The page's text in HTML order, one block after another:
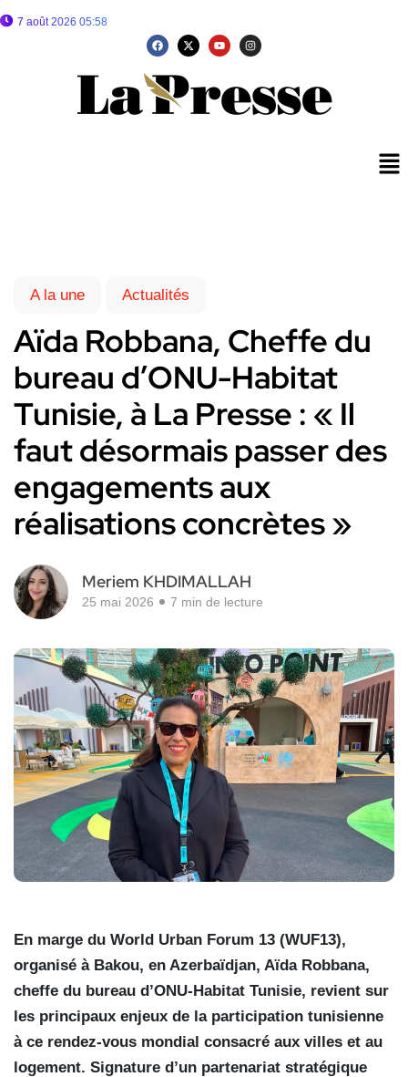
7 août 2026 05:58
A la une Actualités
Aïda Robbana, Cheffe du
bureau d’ONU-Habitat
Tunisie, à La Presse : « Il
faut désormais passer des
engagements aux
réalisations concrètes »
Meriem KHDIMALLAH
25 mai 2026 7 min de lecture
En marge du World Urban Forum 13 (WUF13),
organisé à Bakou, en Azerbaïdjan, Aïda Robbana,
cheffe du bureau d’ONU-Habitat Tunisie, revient sur
les principaux enjeux de la participation tunisienne
à ce rendez-vous mondial consacré aux villes et au
logement. Signature d’un partenariat stratégique